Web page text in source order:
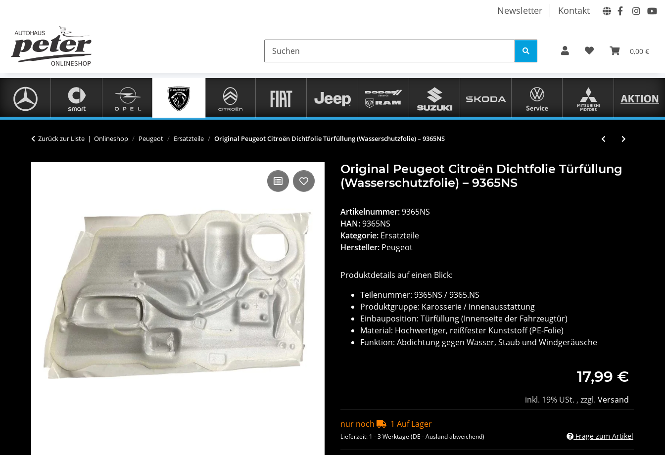
Newsletter Kontakt
0,00 €
Zurück zur Liste Onlineshop Peugeot Ersatzteile Original Peugeot Citroën Dichtfolie Türfüllung (Wasserschutzfolie) – 9365NS
Original Peugeot Citroën Dichtfolie Türfüllung
(Wasserschutzfolie) – 9365NS
Artikelnummer:9365NS
HAN:9365NS
Kategorie: Ersatzteile
Hersteller: Peugeot
Produktdetails auf einen Blick:
Teilenummer: 9365NS / 9365.NS
Produktgruppe: Karosserie / Innenausstattung
Einbauposition: Türfüllung (Innenseite der Fahrzeugtür)
Material: Hochwertiger, reißfester Kunststoff (PE-Folie)
Funktion: Abdichtung gegen Wasser, Staub und Windgeräusche
17,99 €
inkl. 19% USt. , zzgl. Versand
nur noch 1 Auf Lager
Lieferzeit: 1 - 3 Werktage (DE - Ausland abweichend) Frage zum Artikel